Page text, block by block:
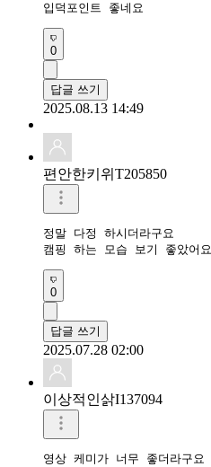
입덕포인트 좋네요
0
답글 쓰기
2025.08.13 14:49
편안한키위T205850
정말 다정 하시더라구요
캠핑 하는 모습 보기 좋았어요
0
답글 쓰기
2025.07.28 02:00
이상적인삵I137094
영상 케미가 너무 좋더라구요